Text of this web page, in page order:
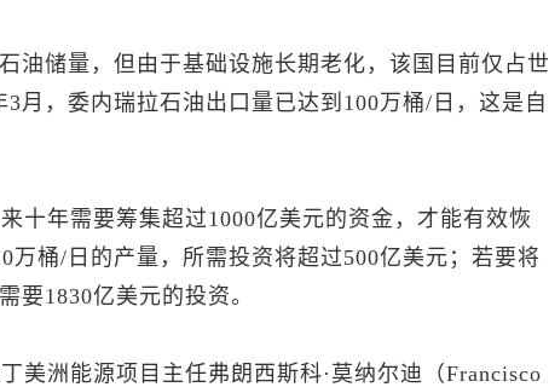
油储量，但由于基础设施长期老化，该国目前仅占世
月，委内瑞拉石油出口量已达到100万桶/日，这是自
十年需要筹集超过1000亿美元的资金，才能有效恢
万桶/日的产量，所需投资将超过500亿美元；若要将
要1830亿美元的投资。
美洲能源项目主任弗朗西斯科·莫纳尔迪（Francisco